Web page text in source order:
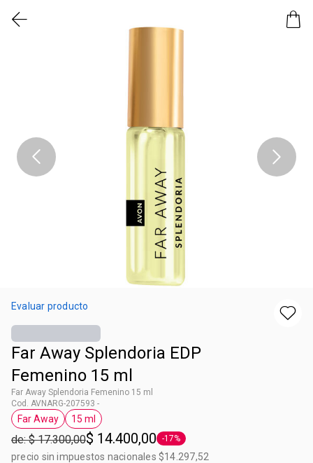
Evaluar producto
Far Away Splendoria EDP
Femenino 15 ml
Far Away Splendoria Femenino 15 ml
Cod. AVNARG-207593 -
Etiqueta Far Away
Far Away
Etiqueta 15 ml
15 ml
de: $ 17.300,00$ 14.400,00 Etiqueta -17%
-17%
precio sin impuestos nacionales $14.297,52